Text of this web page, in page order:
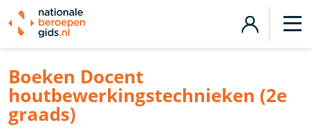
Boeken Docent
houtbewerkingstechnieken (2e
graads)